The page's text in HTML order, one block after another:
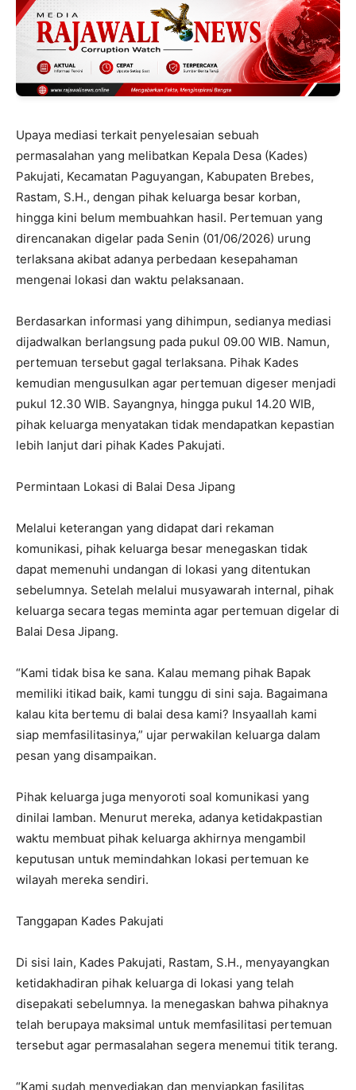
Upaya mediasi terkait penyelesaian sebuah
permasalahan yang melibatkan Kepala Desa (Kades)
Pakujati, Kecamatan Paguyangan, Kabupaten Brebes,
Rastam, S.H., dengan pihak keluarga besar korban,
hingga kini belum membuahkan hasil. Pertemuan yang
direncanakan digelar pada Senin (01/06/2026) urung
terlaksana akibat adanya perbedaan kesepahaman
mengenai lokasi dan waktu pelaksanaan.
Berdasarkan informasi yang dihimpun, sedianya mediasi
dijadwalkan berlangsung pada pukul 09.00 WIB. Namun,
pertemuan tersebut gagal terlaksana. Pihak Kades
kemudian mengusulkan agar pertemuan digeser menjadi
pukul 12.30 WIB. Sayangnya, hingga pukul 14.20 WIB,
pihak keluarga menyatakan tidak mendapatkan kepastian
lebih lanjut dari pihak Kades Pakujati.
Permintaan Lokasi di Balai Desa Jipang
Melalui keterangan yang didapat dari rekaman
komunikasi, pihak keluarga besar menegaskan tidak
dapat memenuhi undangan di lokasi yang ditentukan
sebelumnya. Setelah melalui musyawarah internal, pihak
keluarga secara tegas meminta agar pertemuan digelar di
Balai Desa Jipang.
“Kami tidak bisa ke sana. Kalau memang pihak Bapak
memiliki itikad baik, kami tunggu di sini saja. Bagaimana
kalau kita bertemu di balai desa kami? Insyaallah kami
siap memfasilitasinya,” ujar perwakilan keluarga dalam
pesan yang disampaikan.
Pihak keluarga juga menyoroti soal komunikasi yang
dinilai lamban. Menurut mereka, adanya ketidakpastian
waktu membuat pihak keluarga akhirnya mengambil
keputusan untuk memindahkan lokasi pertemuan ke
wilayah mereka sendiri.
Tanggapan Kades Pakujati
Di sisi lain, Kades Pakujati, Rastam, S.H., menyayangkan
ketidakhadiran pihak keluarga di lokasi yang telah
disepakati sebelumnya. Ia menegaskan bahwa pihaknya
telah berupaya maksimal untuk memfasilitasi pertemuan
tersebut agar permasalahan segera menemui titik terang.
“Kami sudah menyediakan dan menyiapkan fasilitas